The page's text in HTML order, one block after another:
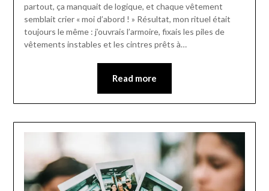
partout, ça manquait de logique, et chaque vêtement
semblait crier « moi d’abord ! » Résultat, mon rituel était
toujours le même : j’ouvrais l’armoire, fixais les piles de
vêtements instables et les cintres prêts à…
Read more